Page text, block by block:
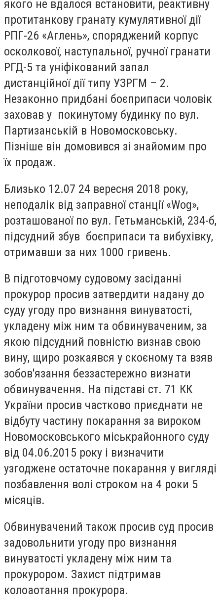
якого не вдалося встановити, реактивну
протитанкову гранату кумулятивної дії
РПГ-26 «Аглень», споряджений корпус
осколкової, наступальної, ручної гранати
РГД-5 та уніфікований запал
дистанційної дії типу УЗРГМ – 2.
Незаконно придбані боєприпаси чоловік
заховав у покинутому будинку по вул.
Партизанській в Новомосковську.
Пізніше він домовився зі знайомим про
їх продаж.
Близько 12.07 24 вересня 2018 року,
неподалік від заправної станції «Wog»,
розташованої по вул. Гетьманській, 234-б,
підсудний збув боєприпаси та вибухівку,
отримавши за них 1000 гривень.
В підготовчому судовому засіданні
прокурор просив затвердити надану до
суду угоду про визнання винуватості,
укладену між ним та обвинуваченим, за
якою підсудний повністю визнав свою
вину, щиро розкаявся у скоєному та взяв
зобов'язання беззастережно визнати
обвинувачення. На підставі ст. 71 КК
України просив частково приєднати не
відбуту частину покарання за вироком
Новомосковського міськрайонного суду
від 04.06.2015 року і визначити
узгоджене остаточне покарання у вигляді
позбавлення волі строком на 4 роки 5
місяців.
Обвинувачений також просив суд просив
задовольнити угоду про визнання
винуватості укладену між ним та
прокурором. Захист підтримав
колоаотання прокурора.